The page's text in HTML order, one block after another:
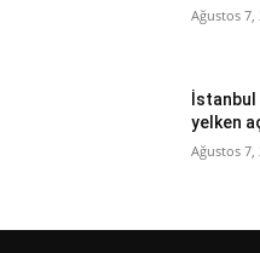
Ağustos 7,
yelken
Ağustos 7,